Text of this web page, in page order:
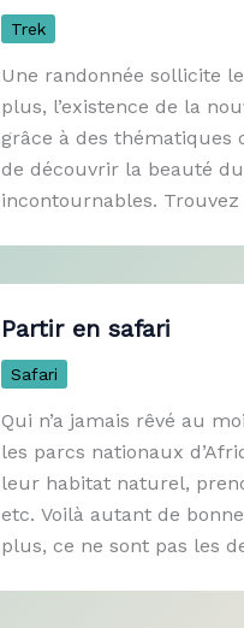
Trek
Une randonnée sollicite
plus, l’existence de la
grâce à des
de découvrir la beauté
incontournables.
Partir en safari
Safari
Qui n’a jamais rêvé au
les parcs nationaux
leur habitat naturel,
etc. Voilà autant de
plus, ce ne sont pas les